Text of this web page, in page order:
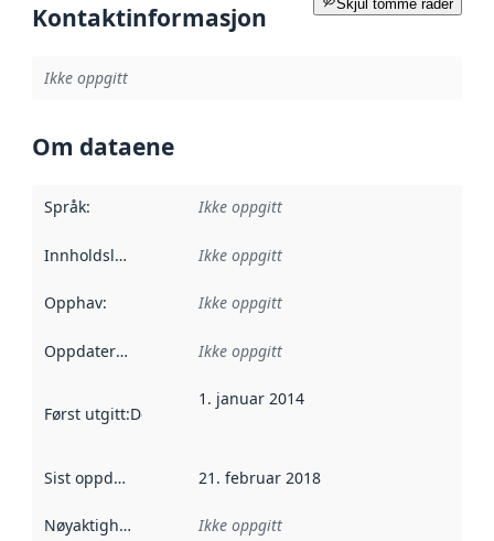
Skjul tomme rader
Kontaktinformasjon
Ikke oppgitt
Om dataene
Språk: Ikke oppgitt
Innholdsleverandører :
Ikke oppgitt
Opphav: Ikke oppgitt
Oppdateringsfrekvens :
Ikke oppgitt
Først utgitt:Denne datoen sier når dataene i dette
1. januar 2014
Sist oppdatert 21. februar 2018
Nøyaktighet Ikke oppgitt